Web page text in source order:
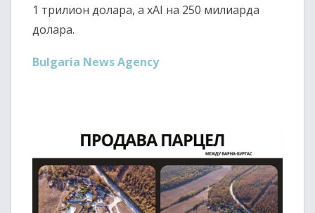
1 трилион долара, а xAI на 250 милиарда
долара.
Bulgaria News Agency